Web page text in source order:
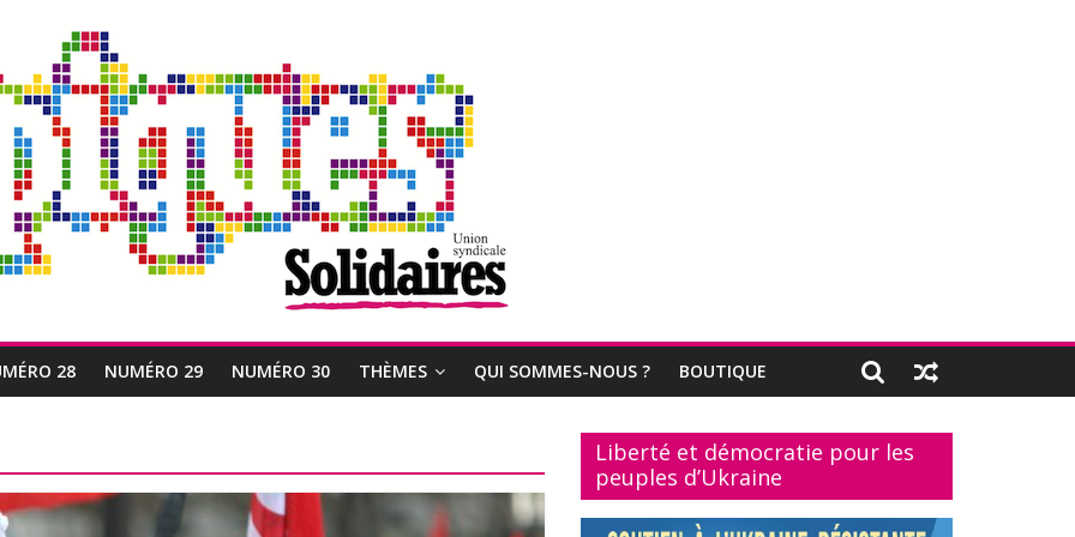
28 NUMÉRO 29 NUMÉRO 30 THÈMES QUI SOMMES-NOUS ? BOUTIQUE
Liberté et démocratie pour les
peuples d’Ukraine